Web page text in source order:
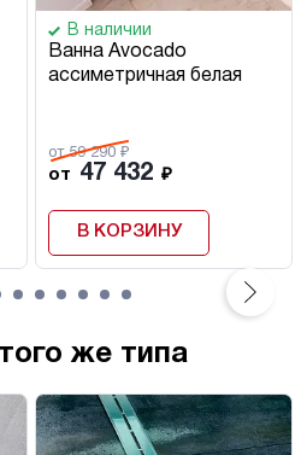
В наличии
Ванна Avocado
ассиметричная белая
от 59 290 ₽
от 47 432 ₽
В КОРЗИНУ
же типа